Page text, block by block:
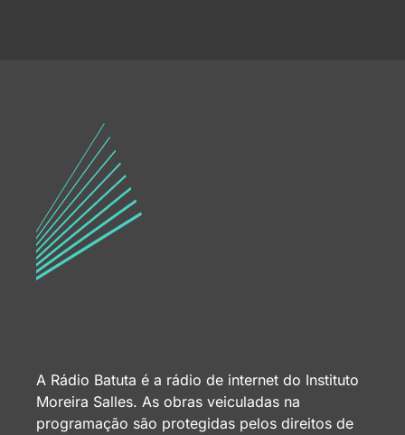
A Rádio Batuta é a rádio de internet do Instituto
Moreira Salles. As obras veiculadas na
programação são protegidas pelos direitos de